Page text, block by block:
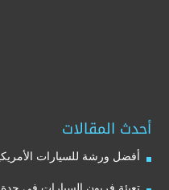
أحدث المقالات
أفضل ورشة للسيارات